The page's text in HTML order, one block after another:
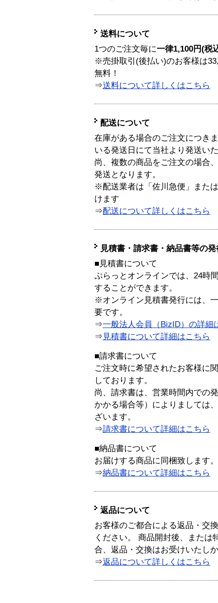
送料について
1つのご注文毎に一律1,100円(税
※売掛取引(後払い)のお客様は
無料！
⇒送料について詳しくはこちら
配送について
在庫がある場合のご注文につき
いる発送日にて当社より発送い
尚、複数の商品をご注文の場合
発送となります。
※配送業者は「佐川急便」また
けます
⇒配送について詳しくはこちら
見積書・請求書・納品書等の
■見積書について
ぷらっとオンラインでは、24時
することができます。
※オンライン見積書発行には、
要です。
⇒一般法人会員（BizID）の詳細
⇒ 見積書について詳細はこちら
■請求書について
ご注文時に希望されたお客様に
しております。
尚、請求書は、営業時間内での
かかる場合等）によりましては
ざいます。
⇒請求書について詳細はこちら
■納品書について
お届けする商品に同梱致します。
⇒納品書について詳細はこちら
返品について
お客様のご都合による返品・交
ください。 商品開封後、または
合、返品・交換はお受けいたし
⇒返品について詳しくはこちら